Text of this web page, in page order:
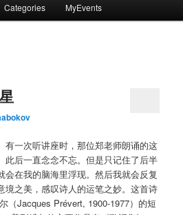
Categories MyEvents
有一次听讲座时，那位郑老师朗诵的这
此后一直念念不忘。但是只记住了后半
会在我的脑海里浮现。然后我就会反复
境之美，感叹诗人的运笔之妙。这首诗
（Jacques Prévert, 1900-1977）的短